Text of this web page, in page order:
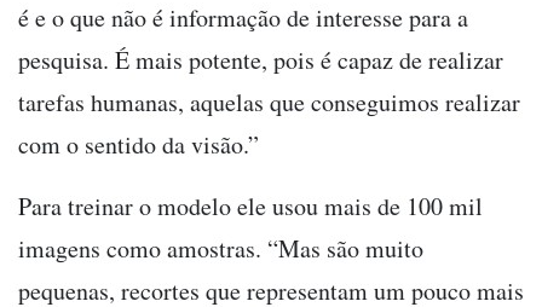
é e o que não é informação de interesse para a
pesquisa. É mais potente, pois é capaz de realizar
tarefas humanas, aquelas que conseguimos realizar
com o sentido da visão.”
Para treinar o modelo ele usou mais de 100 mil
imagens como amostras. “Mas são muito
pequenas, recortes que representam um pouco mais